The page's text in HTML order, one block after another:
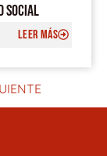
SOCIAL
LEER MÁS